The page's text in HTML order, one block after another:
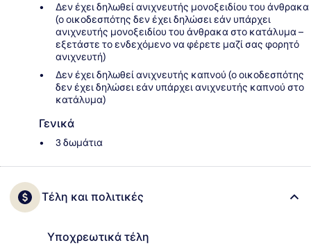
Δεν έχει δηλωθεί ανιχνευτής μονοξειδίου του άνθρακα
(ο οικοδεσπότης δεν έχει δηλώσει εάν υπάρχει
ανιχνευτής μονοξειδίου του άνθρακα στο κατάλυμα –
εξετάστε το ενδεχόμενο να φέρετε μαζί σας φορητό
ανιχνευτή)
Δεν έχει δηλωθεί ανιχνευτής καπνού (ο οικοδεσπότης
δεν έχει δηλώσει εάν υπάρχει ανιχνευτής καπνού στο
κατάλυμα)
Γενικά
3 δωμάτια
Τέλη και πολιτικές
Υποχρεωτικά τέλη